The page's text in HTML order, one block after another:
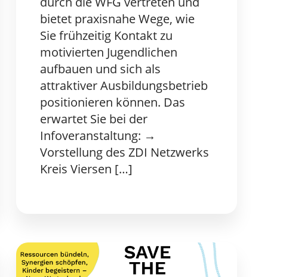
bietet praxisnahe Wege, wie
Sie frühzeitig Kontakt zu
motivierten Jugendlichen
aufbauen und sich als
attraktiver Ausbildungsbetrieb
positionieren können. Das
erwartet Sie bei der
Infoveranstaltung: →
Vorstellung des ZDI Netzwerks
Kreis Viersen […]